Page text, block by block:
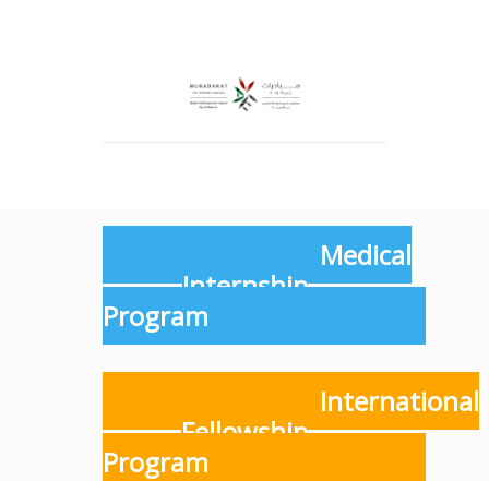
Medical
Internship
Program
International
Fellowship
Program